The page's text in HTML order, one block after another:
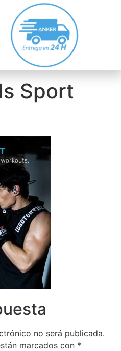
Sport
no será publicada.
marcados con *